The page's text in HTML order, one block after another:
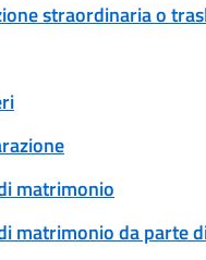
straordinaria o
matrimonio
matrimonio da parte